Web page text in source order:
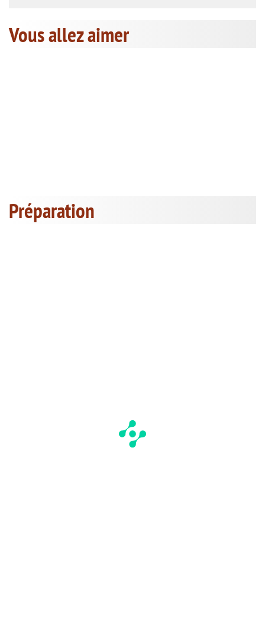
Vous allez aimer
Préparation